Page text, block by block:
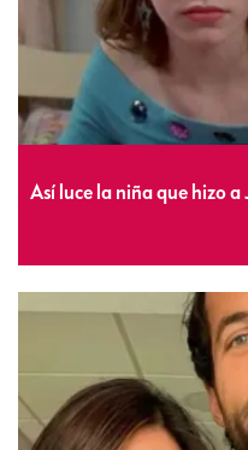
Así luce la niña que hizo a